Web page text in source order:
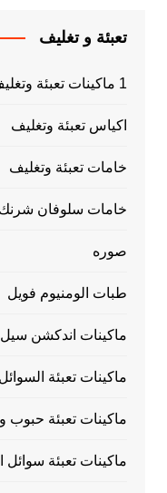
تعبئة و تغليف
1 ماكينات تعبئة وتغليف السوائل فى اكياس
اكياس تعبئة وتغليف
خامات تعبئة وتغليف
خامات سلوفان شرنك
صوره
طبات الومنيوم فويل
ماكينات اندكشن سيل
ماكينات تعبئة
ماكينات تعبئة حبوب
ماكينات تعبئة سوائل